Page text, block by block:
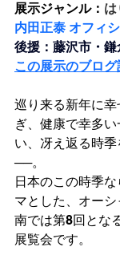
展示ジャンル： は
内田正泰 オフィ
後援：藤沢市・
この展示のブログ
巡り来る新年に幸
ぎ、健康で幸多
い、冴え返る時
──。
日本のこの時季
マとした、オー
南では第8回とな
展覧会です。